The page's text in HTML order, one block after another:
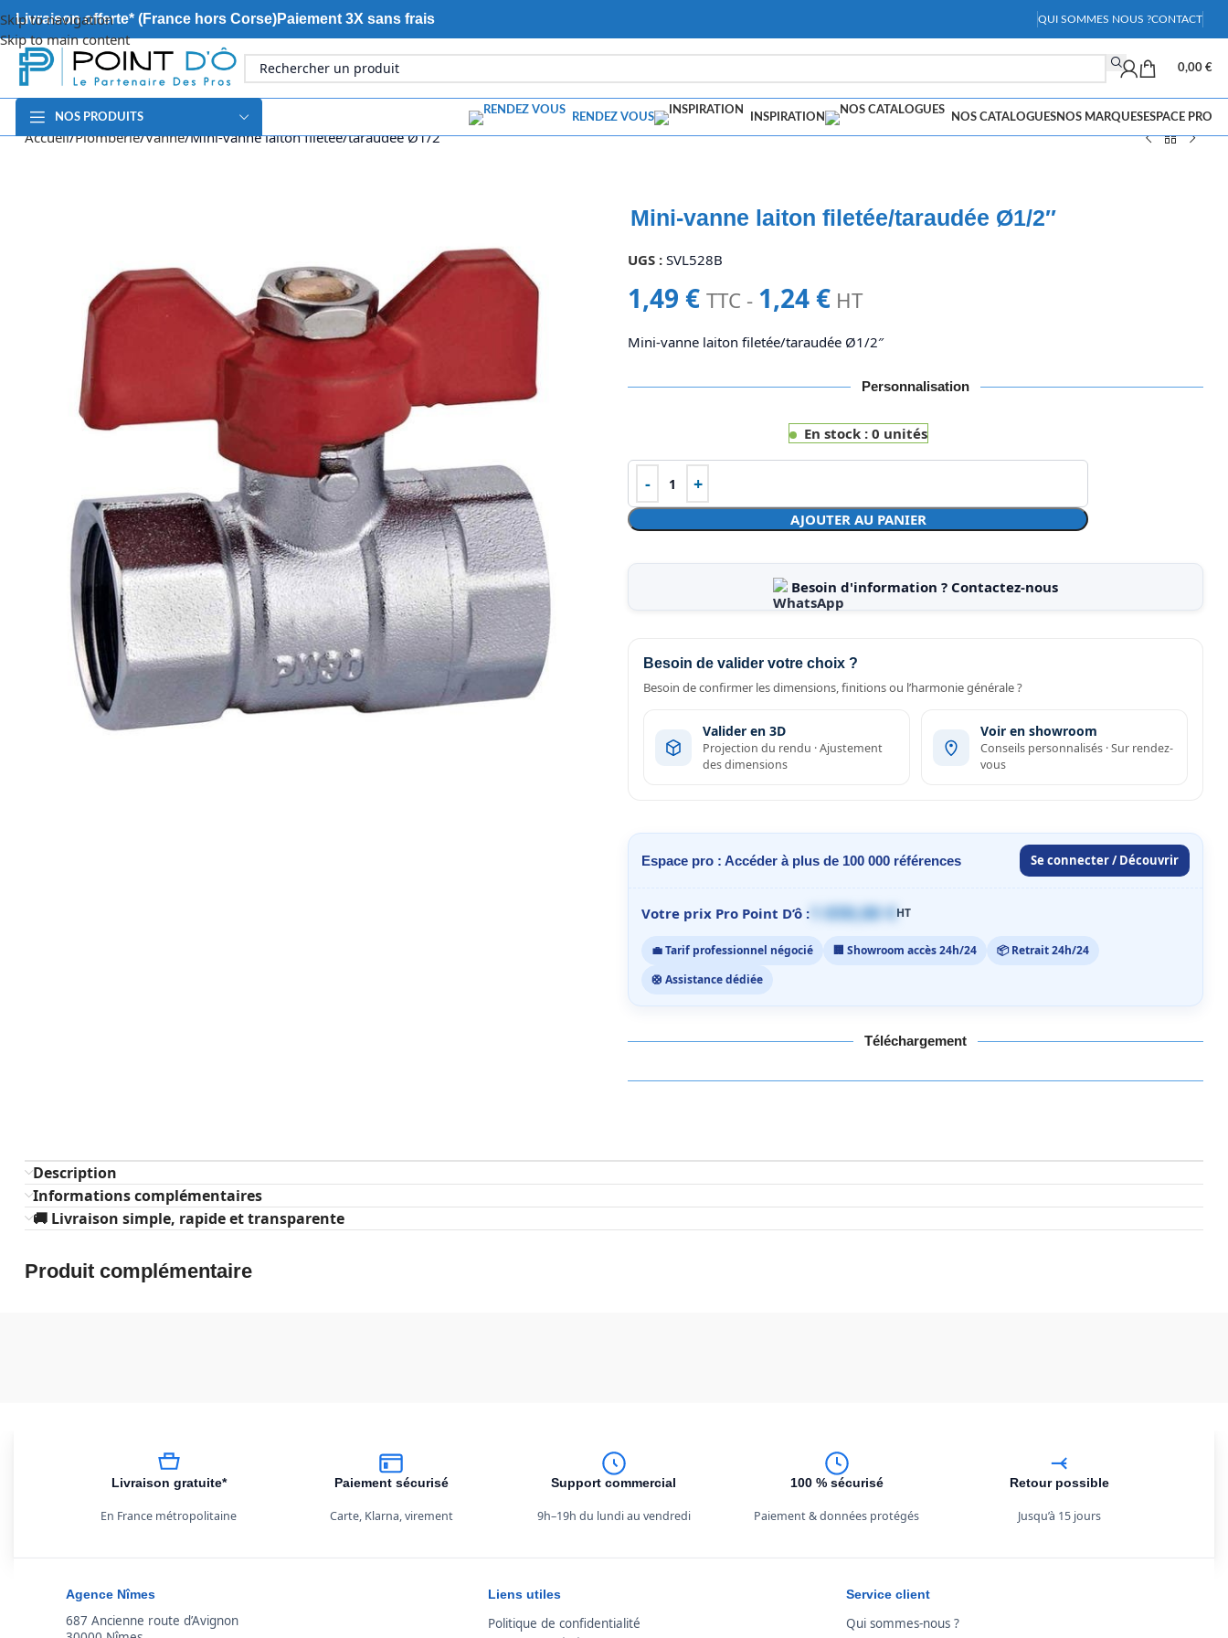
Skip to navigation
Skip to main content
Livraison offerte* (France hors Corse)Paiement 3X sans frais QUI SOMMES NOUS ?CONTACT
0,00 €
NOS PRODUITS RENDEZ VOUS INSPIRATION NOS CATALOGUESNOS MARQUESESPACE PRO
Accueil Plomberie Vanne Mini-vanne laiton filetée/taraudée Ø1/2″
Mini-vanne laiton filetée/taraudée Ø1/2″
UGS : SVL528B
1,49 € TTC - 1,24€ HT
Mini-vanne laiton filetée/taraudée Ø1/2″
Personnalisation
En stock : 0 unités
AJOUTER AU PANIER
Besoin d'information ? Contactez-nous
Besoin de valider votre choix ?
Besoin de confirmer les dimensions, finitions ou l’harmonie générale ?
Valider en 3D
Projection du rendu · Ajustement
des dimensions
Voir en showroom
Conseils personnalisés · Sur rendez-
vous
Espace pro : Accéder à plus de 100 000 références Se connecter / Découvrir
Votre prix Pro Point D’ô : 1 059,00 €HT
💼 Tarif professionnel négocié 🏢 Showroom accès 24h/24
📦 Retrait 24h/24
🛟 Assistance dédiée
Téléchargement
Description
Informations complémentaires
🚚 Livraison simple, rapide et transparente
Produit complémentaire
Livraison gratuite*
En France métropolitaine
Paiement sécurisé
Carte, Klarna, virement
Support commercial
9h–19h du lundi au vendredi
100 % sécurisé
Paiement & données protégés
Retour possible
Jusqu’à 15 jours
Agence Nîmes
687 Ancienne route d’Avignon
Liens utiles
Politique de confidentialité
Service client
Qui sommes-nous ?